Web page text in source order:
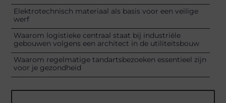
Elektrotechnisch materiaal als basis voor een veilige
werf
Waarom logistieke centraal staat bij industriële
gebouwen volgens een architect in de utiliteitsbouw
Waarom regelmatige tandartsbezoeken essentieel zijn
voor je gezondheid